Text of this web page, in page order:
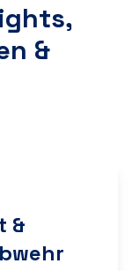
&
&